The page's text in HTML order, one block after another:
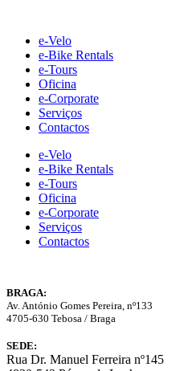
contente-Velo
e-Bike Rentals
e-Tours
Oficina
e-Corporate
Serviços
Contactos
e-Velo
e-Bike Rentals
e-Tours
Oficina
e-Corporate
Serviços
Contactos
BRAGA:
Av. António Gomes Pereira, nº133
4705-630 Tebosa / Braga
SEDE:
Rua Dr. Manuel Ferreira nº145